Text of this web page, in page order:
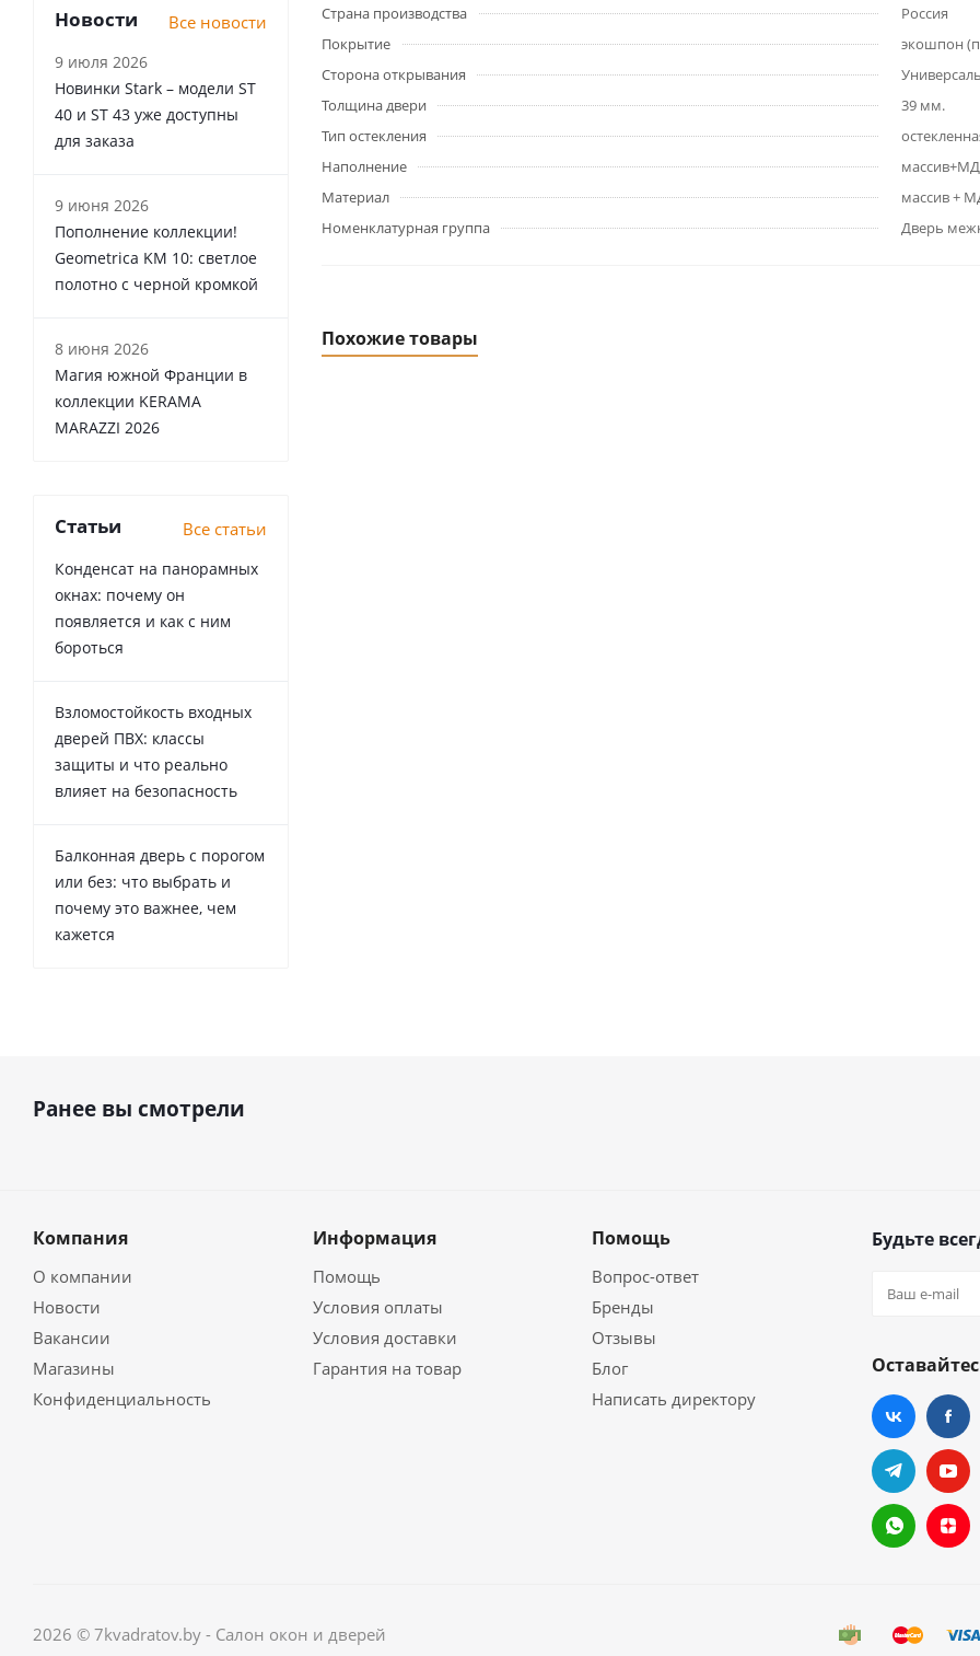
Страна производства
Россия
Покрытие
экошпон
Сторона открывания
Толщина двери
39 мм.
Тип остекления
Наполнение
Материал
массив +
Номенклатурная группа
Дверь
Похожие товары
Новости Все новости
9 июля 2026
Новинки Stark – модели ST
40 и ST 43 уже доступны
для заказа
9 июня 2026
Пополнение коллекции!
Geometrica KM 10: светлое
полотно с черной кромкой
8 июня 2026
Магия южной Франции в
коллекции KERAMA
MARAZZI 2026
Статьи Все статьи
Конденсат на панорамных
окнах: почему он
появляется и как с ним
бороться
Взломостойкость входных
дверей ПВХ: классы
защиты и что реально
влияет на безопасность
Балконная дверь с порогом
или без: что выбрать и
почему это важнее, чем
кажется
Ранее вы смотрели
Компания
О компании
Новости
Вакансии
Магазины
Конфиденциальность
Информация
Помощь
Условия оплаты
Условия доставки
Гарантия на товар
Помощь
Вопрос-ответ
Бренды
Отзывы
Блог
Написать директору
Будьте
2026 © 7kvadratov.by - Салон окон и дверей